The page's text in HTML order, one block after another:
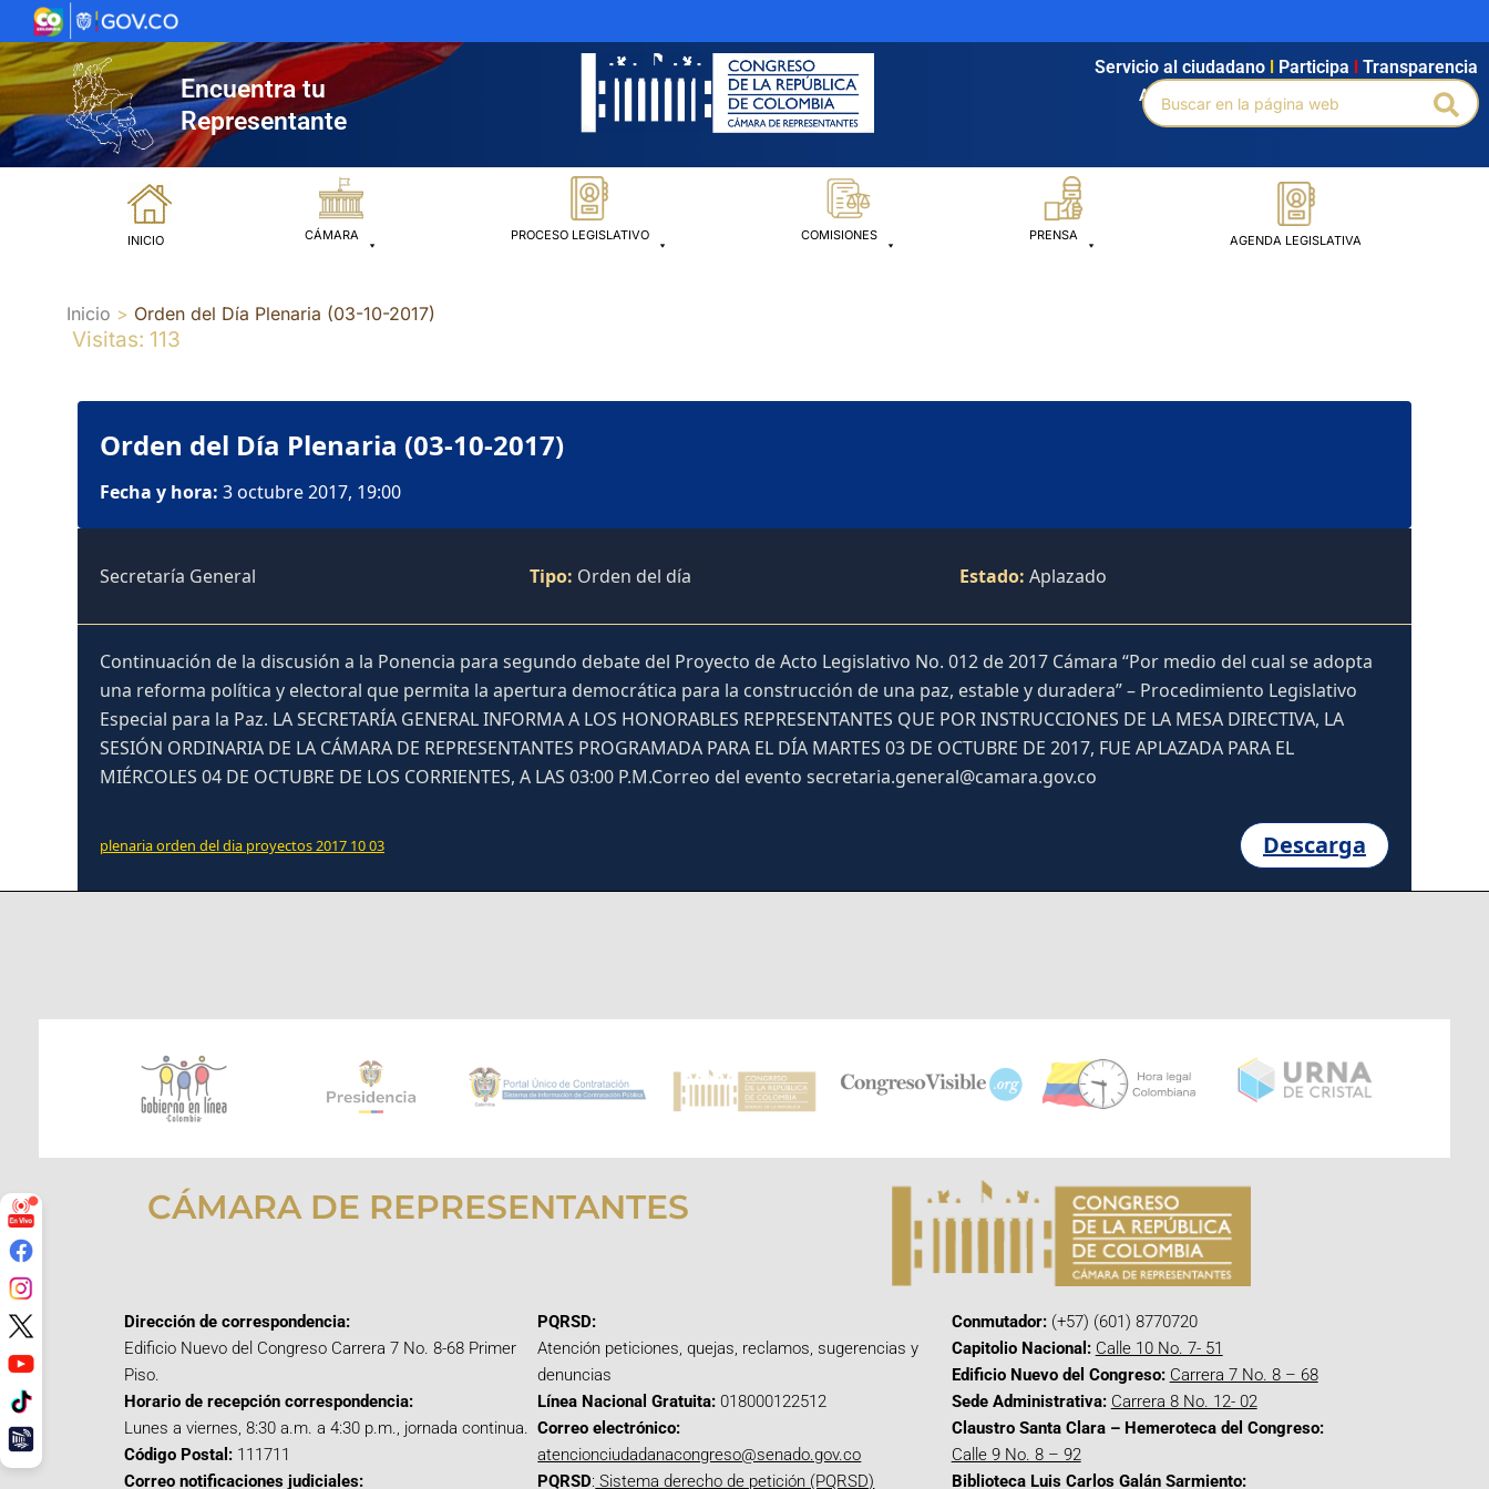
al
contenido
Encuentra tu
Representante
Agendamiento Intranet Búsqueda avanzada
Servicio al ciudadano Participa Transparencia
Buscar
por:
INICIO CÁMARA PROCESO LEGISLATIVO COMISIONES PRENSA AGENDA LEGISLATIVA
Inicio Orden del Día Plenaria (03-10-2017)
Visitas: 113
Orden del Día Plenaria (03-10-2017)
Fecha y hora: 3 octubre 2017, 19:00
Secretaría General Tipo: Orden del día Estado: Aplazado
Continuación de la discusión a la Ponencia para segundo debate del Proyecto de Acto Legislativo No. 012 de 2017 Cámara “Por medio del cual se adopta
una reforma política y electoral que permita la apertura democrática para la construcción de una paz, estable y duradera” – Procedimiento Legislativo
Especial para la Paz. LA SECRETARÍA GENERAL INFORMA A LOS HONORABLES REPRESENTANTES QUE POR INSTRUCCIONES DE LA MESA DIRECTIVA, LA
SESIÓN ORDINARIA DE LA CÁMARA DE REPRESENTANTES PROGRAMADA PARA EL DÍA MARTES 03 DE OCTUBRE DE 2017, FUE APLAZADA PARA EL
MIÉRCOLES 04 DE OCTUBRE DE LOS CORRIENTES, A LAS 03:00 P.M.Correo del evento secretaria.general@camara.gov.co
plenaria orden del dia proyectos 2017 10 03 Descarga
CÁMARA DE REPRESENTANTES
Dirección de correspondencia:
Edificio Nuevo del Congreso Carrera 7 No. 8-68 Primer
Piso.
Horario de recepción correspondencia:
Lunes a viernes, 8:30 a.m. a 4:30 p.m., jornada continua.
Código Postal: 111711
Correo notificaciones judiciales:
PQRSD:
Atención peticiones, quejas, reclamos, sugerencias y
denuncias
Línea Nacional Gratuita: 018000122512
Correo electrónico:
atencionciudadanacongreso@senado.gov.co
PQRSD: Sistema derecho de petición (PQRSD)
Conmutador:(+57) (601) 8770720
Capitolio Nacional: Calle 10 No. 7- 51
Edificio Nuevo del Congreso: Carrera 7 No. 8 – 68
Sede Administrativa: Carrera 8 No. 12- 02
Claustro Santa Clara – Hemeroteca del Congreso:
Calle 9 No. 8 – 92
Biblioteca Luis Carlos Galán Sarmiento: